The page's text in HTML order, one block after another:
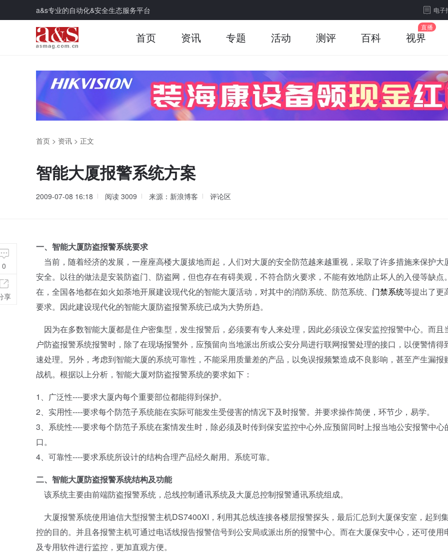
a&s专业的自动化&安全生态服务平台 电子
首页 资讯 专题 活动 测评 百科 视界
首页 > 资讯 > 正文
智能大厦报警系统方案
2009-07-08 16:18 阅读 3009 来源：新浪博客 评论区
一、智能大厦防盗报警系统要求
当前，随着经济的发展，一座座高楼大厦拔地而起，人们对大厦的安全防范越来越重视，采取了许多措施来保护大
安全。以往的做法是安装防盗门、防盗网，但也存在有碍美观，不符合防火要求，不能有效地防止坏人的入侵等缺点
在，全国各地都在如火如荼地开展建设现代化的智能大厦活动，对其中的消防系统、防范系统、 门禁系统等提出了更
要求。因此建设现代化的智能大厦防盗报警系统已成为大势所趋。
因为在多数智能大厦都是住户密集型，发生报警后，必须要有专人来处理，因此必须设立保安监控报警中心。而且
户防盗报警系统报警时，除了在现场报警外，应预留向当地派出所或公安分局进行联网报警处理的接口，以便警情得
速处理。另外，考虑到智能大厦的系统可靠性，不能采用质量差的产品，以免误报频繁造成不良影响，甚至产生漏报
战机。根据以上分析，智能大厦对防盗报警系统的要求如下：
1、广泛性----要求大厦内每个重要部位都能得到保护。
2、实用性----要求每个防范子系统能在实际可能发生受侵害的情况下及时报警。并要求操作简便，环节少，易学。
3、系统性----要求每个防范子系统在案情发生时，除必须及时传到保安监控中心外,应预留同时上报当地公安报警中心
口。
4、可靠性----要求系统所设计的结构合理产品经久耐用。系统可靠。
二、智能大厦防盗报警系统结构及功能
该系统主要由前端防盗报警系统，总线控制通讯系统及大厦总控制报警通讯系统组成。
大厦报警系统使用迪信大型报警主机DS7400XI，利用其总线连接各楼层报警探头，最后汇总到大厦保安室，起到
控的目的。并且各报警主机可通过电话线报告报警信号到公安局或派出所的报警中心。而在大厦保安中心，还可使用
及专用软件进行监控，更加直观方便。
0
享